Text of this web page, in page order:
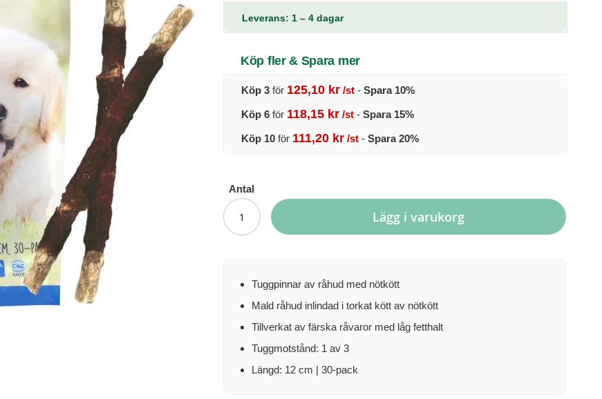
Leverans: 1 – 4 dagar
Köp fler & Spara mer
Köp 3 för 125,10 kr /st - Spara10%
Köp 6 för 118,15 kr /st - Spara15%
Köp 10 för 111,20 kr /st - Spara20%
Antal
Lägg i varukorg
Tuggpinnar av råhud med nötkött
Mald råhud inlindad i torkat kött av nötkött
Tillverkat av färska råvaror med låg fetthalt
Tuggmotstånd: 1 av 3
Längd: 12 cm | 30-pack